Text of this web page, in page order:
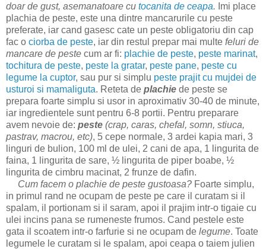
doar de gust, asemanatoare cu tocanita de ceapa. Imi place
plachia de peste, este una dintre mancarurile cu peste
preferate, iar cand gasesc cate un peste obligatoriu din cap
fac o ciorba de peste, iar din restul prepar mai multe feluri de
mancare de peste cum ar fi: plachie de peste, peste marinat,
tochitura de peste, peste la gratar, peste pane, peste cu
legume la cuptor, sau pur si simplu peste prajit cu mujdei de
usturoi si mamaliguta. Reteta de plachie de peste se
prepara foarte simplu si usor in aproximativ 30-40 de minute,
iar ingredientele sunt pentru 6-8 portii. Pentru preparare
avem nevoie de: peste (crap, caras, chefal, somn, stiuca,
pastrav, macrou, etc), 5 cepe normale, 3 ardei kapia mari, 3
linguri de bulion, 100 ml de ulei, 2 cani de apa, 1 lingurita de
faina, 1 lingurita de sare, ½ lingurita de piper boabe, ½
lingurita de cimbru macinat, 2 frunze de dafin.
Cum facem o plachie de peste gustoasa? Foarte simplu,
in primul rand ne ocupam de peste pe care il curatam si il
spalam, il portionam si il saram, apoi il prajim intr-o tigaie cu
ulei incins pana se rumeneste frumos. Cand pestele este
gata il scoatem intr-o farfurie si ne ocupam de legume. Toate
legumele le curatam si le spalam, apoi ceapa o taiem julien